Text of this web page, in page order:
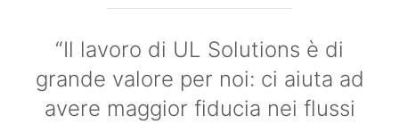
“Il lavoro di UL Solutions è di
grande valore per noi: ci aiuta ad
avere maggior fiducia nei flussi